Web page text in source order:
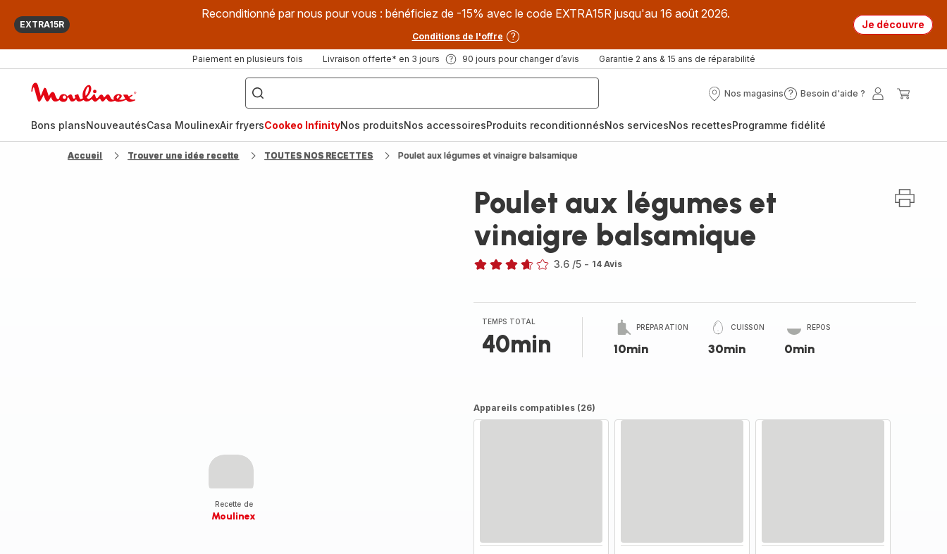
EXTRA15R
Reconditionné par nous pour vous : bénéficiez de -15% avec le code EXTRA15R jusqu'au 16 août 2026.
Conditions de l'offre
Je découvre
Paiement en plusieurs fois Livraison offerte* en 3 jours 90 jours pour changer d’avis Garantie 2 ans & 15 ans de réparabilité
["Que
recherchez-
vous
?",
fryer",
"Companion"]
Nos magasins
Nos
Besoin d'aide ?
Besoin
?
Mon
Bons plansNouveautésCasa MoulinexAir fryersCookeo InfinityNos produitsNos accessoiresProduits reconditionnésNos servicesNos recettesProgramme fidélité
Accueil Trouver une idée recette TOUTES NOS RECETTES Poulet aux légumes et vinaigre balsamique
Recette de
Moulinex
Poulet aux légumes et
vinaigre balsamique
3.6 /5 - 14 Avis
TEMPS TOTAL
40min
PRÉPARATION
10min
CUISSON
30min
REPOS
0min
Appareils compatibles (26)